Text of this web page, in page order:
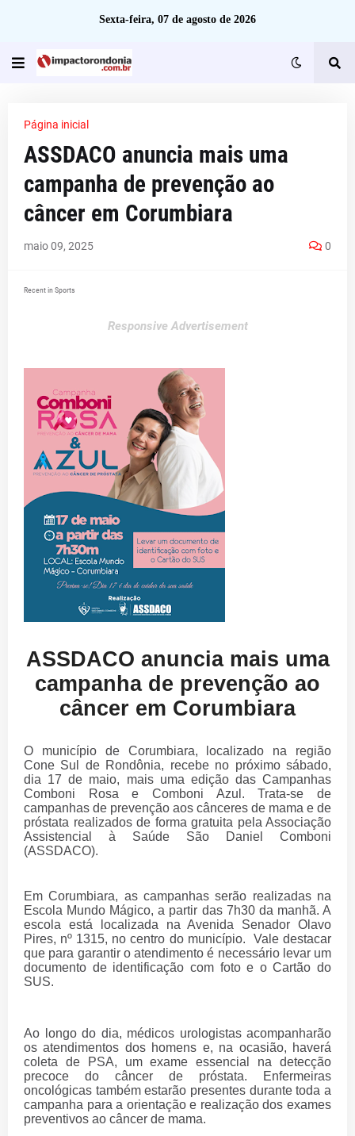
Sexta-feira, 07 de agosto de 2026
Página inicial
​ASSDACO anuncia mais uma
campanha de prevenção ao
câncer em Corumbiara
maio 09, 2025 0
Recent in Sports
Responsive Advertisement
ASSDACO anuncia mais uma
campanha de prevenção ao
câncer em Corumbiara
O município de Corumbiara, localizado na região
Cone Sul de Rondônia, recebe no próximo sábado,
dia 17 de maio, mais uma edição das Campanhas
Comboni Rosa e Comboni Azul. Trata-se de
campanhas de prevenção aos cânceres de mama e de
próstata realizados de forma gratuita pela Associação
Assistencial à Saúde São Daniel Comboni
(ASSDACO).
Em Corumbiara, as campanhas serão realizadas na
Escola Mundo Mágico, a partir das 7h30 da manhã. A
escola está localizada na Avenida Senador Olavo
Pires, nº 1315, no centro do município. Vale destacar
que para garantir o atendimento é necessário levar um
documento de identificação com foto e o Cartão do
SUS.
Ao longo do dia, médicos urologistas acompanharão
os atendimentos dos homens e, na ocasião, haverá
coleta de PSA, um exame essencial na detecção
precoce do câncer de próstata. Enfermeiras
oncológicas também estarão presentes durante toda a
campanha para a orientação e realização dos exames
preventivos ao câncer de mama.